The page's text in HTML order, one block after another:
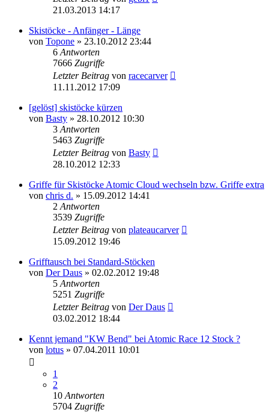
21.03.2013 14:17
Skistöcke - Anfänger - Länge
von Topone » 23.10.2012 23:44
6 Antworten
7666 Zugriffe
Letzter Beitrag von racecarver
11.11.2012 17:09
[gelöst] skistöcke kürzen
von Basty » 28.10.2012 10:30
3 Antworten
5463 Zugriffe
Letzter Beitrag von Basty
28.10.2012 12:33
Griffe für Skistöcke Atomic Cloud wechseln bzw. Griffe extra
von chris d. » 15.09.2012 14:41
2 Antworten
3539 Zugriffe
Letzter Beitrag von plateaucarver
15.09.2012 19:46
Grifftausch bei Standard-Stöcken
von Der Daus » 02.02.2012 19:48
5 Antworten
5251 Zugriffe
Letzter Beitrag von Der Daus
03.02.2012 18:44
Kennt jemand "KW Bend" bei Atomic Race 12 Stock ?
von lotus » 07.04.2011 10:01
1
2
10 Antworten
5704 Zugriffe